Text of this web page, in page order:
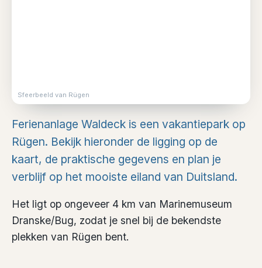
Sfeerbeeld van Rügen
Ferienanlage Waldeck is een vakantiepark op
Rügen. Bekijk hieronder de ligging op de
kaart, de praktische gegevens en plan je
verblijf op het mooiste eiland van Duitsland.
Het ligt op ongeveer 4 km van Marinemuseum
Dranske/Bug, zodat je snel bij de bekendste
plekken van Rügen bent.